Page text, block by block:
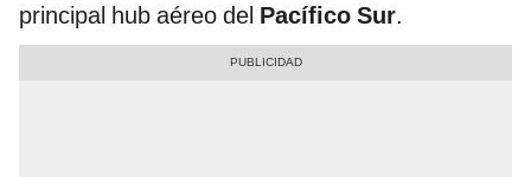
principal hub aéreo del Pacífico Sur.